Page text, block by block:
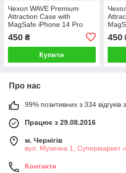
Чехол WAVE Premium
Attraction Case with
MagSafe iPhone 14 Pro
450 ₴
Купити
450
Про нас
99% позитивних з 334 відгуків
Працює з 29.08.2016
м. Чернігів
вул. Музична 1, Супермаркет
Контакти